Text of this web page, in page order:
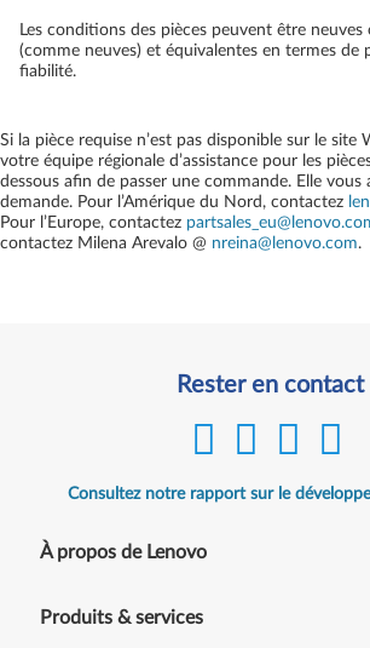
Les conditions des pièces peuvent être neuves
(comme neuves) et équivalentes en termes de
fiabilité.
Si la pièce requise n’est pas disponible sur le site
votre équipe régionale d’assistance pour les
dessous afin de passer une commande. Elle
demande. Pour l’Amérique du Nord, contactez
Pour l’Europe, contactez
contactez Milena Arevalo @ nreina@lenovo.com.
Rester en contact
Consultez notre rapport sur le
À propos de Lenovo
Produits & services